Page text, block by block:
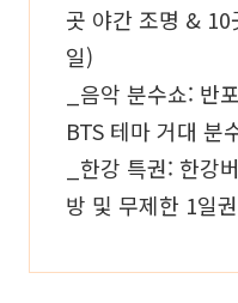
곳 야간 조명 &
일)
_음악 분수쇼: 반
BTS 테마 거대 분
_한강 특권: 한강
방 및 무제한 1일